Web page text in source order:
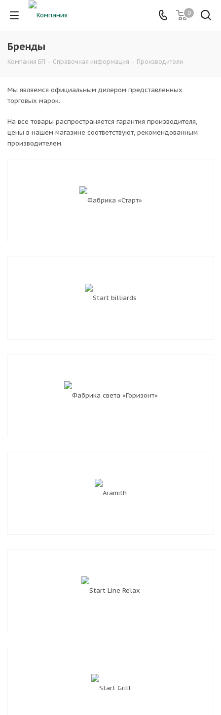
0
Бренды
Компания БП - Справочная информация - Производители
Мы являемся официальным дилером представленных
торговых марок.
На все товары распространяется гарантия производителя,
цены в нашем магазине соответствуют, рекомендованным
производителем.